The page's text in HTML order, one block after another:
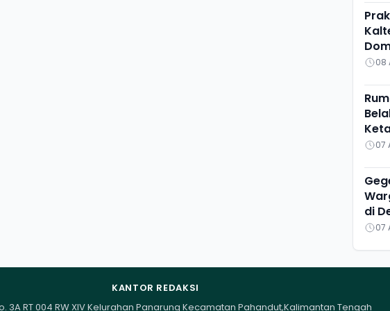
08
07
di
07
KANTOR REDAKSI
3A RT 004 RW XIV Kelurahan Panarung Kecamatan Pahandut,Kalimantan Tengah